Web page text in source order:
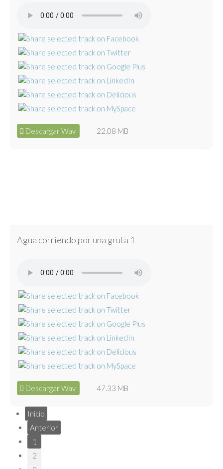
Descargar Wav 22.08 MB
Agua corriendo por una gruta 1
Descargar Wav 47.33 MB
Inicio
Anterior
1
2